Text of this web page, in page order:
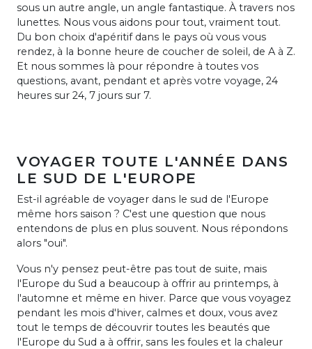
sous un autre angle, un angle fantastique. À travers nos
lunettes. Nous vous aidons pour tout, vraiment tout.
Du bon choix d'apéritif dans le pays où vous vous
rendez, à la bonne heure de coucher de soleil, de A à Z.
Et nous sommes là pour répondre à toutes vos
questions, avant, pendant et après votre voyage, 24
heures sur 24, 7 jours sur 7.
VOYAGER TOUTE L'ANNÉE DANS
LE SUD DE L'EUROPE
Est-il agréable de voyager dans le sud de l'Europe
même hors saison ? C'est une question que nous
entendons de plus en plus souvent. Nous répondons
alors "oui".
Vous n'y pensez peut-être pas tout de suite, mais
l'Europe du Sud a beaucoup à offrir au printemps, à
l'automne et même en hiver. Parce que vous voyagez
pendant les mois d'hiver, calmes et doux, vous avez
tout le temps de découvrir toutes les beautés que
l'Europe du Sud a à offrir, sans les foules et la chaleur